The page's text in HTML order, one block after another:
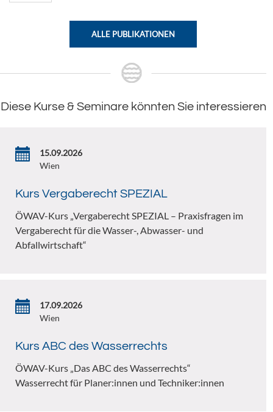
ALLE PUBLIKATIONEN
Diese Kurse & Seminare könnten Sie interessieren
15.09.2026
Wien
Kurs Vergaberecht SPEZIAL
ÖWAV-Kurs „Vergaberecht SPEZIAL – Praxisfragen im
Vergaberecht für die Wasser-, Abwasser- und
Abfallwirtschaft“
17.09.2026
Wien
Kurs ABC des Wasserrechts
ÖWAV-Kurs „Das ABC des Wasserrechts“
Wasserrecht für Planer:innen und Techniker:innen